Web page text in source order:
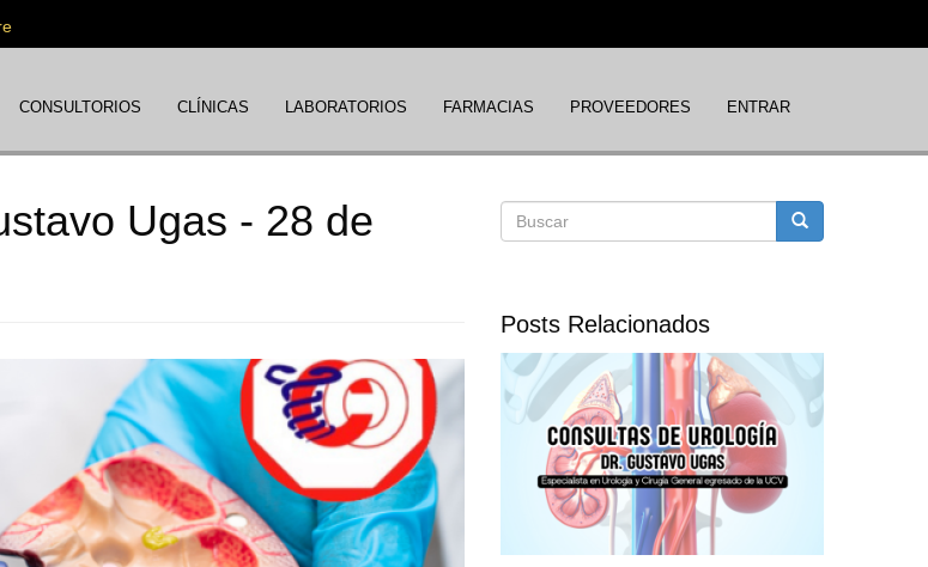
CONSULTORIOS CLÍNICAS LABORATORIOS FARMACIAS PROVEEDORES ENTRAR
Ugas - 28 de
Formulario
búsqueda
Posts Relacionados